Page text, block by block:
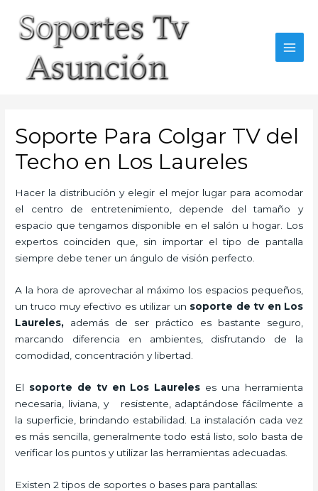
content
Soporte Para Colgar TV del
Techo en Los Laureles
Hacer la distribución y elegir el mejor lugar para acomodar
el centro de entretenimiento, depende del tamaño y
espacio que tengamos disponible en el salón u hogar. Los
expertos coinciden que, sin importar el tipo de pantalla
siempre debe tener un ángulo de visión perfecto.
A la hora de aprovechar al máximo los espacios pequeños,
un truco muy efectivo es utilizar un soporte de tv en Los
Laureles, además de ser práctico es bastante seguro,
marcando diferencia en ambientes, disfrutando de la
comodidad, concentración y libertad.
El soporte de tv en Los Laureles es una herramienta
necesaria, liviana, y resistente, adaptándose fácilmente a
la superficie, brindando estabilidad. La instalación cada vez
es más sencilla, generalmente todo está listo, solo basta de
verificar los puntos y utilizar las herramientas adecuadas.
Existen 2 tipos de soportes o bases para pantallas: